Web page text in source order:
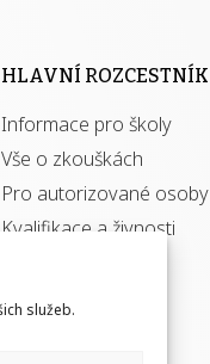
služeb.
HLAVNÍ ROZCESTNÍK
Informace pro školy
Vše o zkouškách
Pro autorizované osoby
Kvalifikace a živnosti